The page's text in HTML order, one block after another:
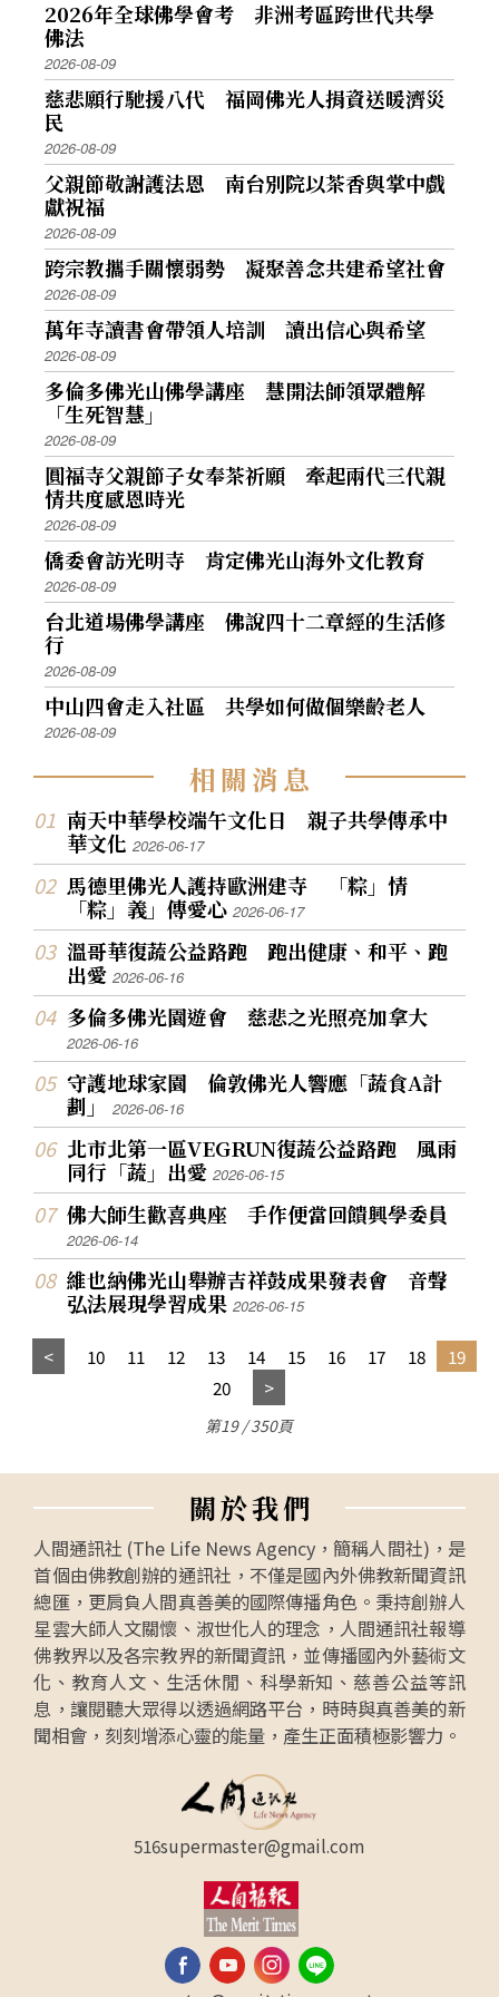
2026年全球佛學會考 非洲考區跨世代共學
佛法
2026-08-09
慈悲願行馳援八代 福岡佛光人捐資送暖濟災
民
2026-08-09
父親節敬謝護法恩 南台別院以茶香與掌中戲
獻祝福
2026-08-09
跨宗教攜手關懷弱勢 凝聚善念共建希望社會
2026-08-09
萬年寺讀書會帶領人培訓 讀出信心與希望
2026-08-09
多倫多佛光山佛學講座 慧開法師領眾體解
「生死智慧」
2026-08-09
圓福寺父親節子女奉茶祈願 牽起兩代三代親
情共度感恩時光
2026-08-09
僑委會訪光明寺 肯定佛光山海外文化教育
2026-08-09
台北道場佛學講座 佛說四十二章經的生活修
行
2026-08-09
中山四會走入社區 共學如何做個樂齡老人
2026-08-09
相關消息
南天中華學校端午文化日 親子共學傳承中
華文化2026-06-17
馬德里佛光人護持歐洲建寺 「粽」情
「粽」義」傳愛心2026-06-17
溫哥華復蔬公益路跑 跑出健康、和平、跑
出愛2026-06-16
多倫多佛光園遊會 慈悲之光照亮加拿大
2026-06-16
守護地球家園 倫敦佛光人響應「蔬食A計
劃」2026-06-16
北市北第一區VEGRUN復蔬公益路跑 風雨
同行「蔬」出愛2026-06-15
佛大師生歡喜典座 手作便當回饋興學委員
2026-06-14
維也納佛光山舉辦吉祥鼓成果發表會 音聲
弘法展現學習成果2026-06-15
10 11 12 13 14 15 16 17 18
19
20
第19 / 350頁
關於我們
人間通訊社 (The Life News Agency，簡稱人間社)，是
首個由佛教創辦的通訊社，不僅是國內外佛教新聞資訊
總匯，更肩負人間真善美的國際傳播角色。秉持創辦人
星雲大師人文關懷、淑世化人的理念，人間通訊社報導
佛教界以及各宗教界的新聞資訊，並傳播國內外藝術文
化、教育人文、生活休閒、科學新知、慈善公益等訊
息，讓閱聽大眾得以透過網路平台，時時與真善美的新
聞相會，刻刻增添心靈的能量，產生正面積極影響力。
516supermaster@gmail.com